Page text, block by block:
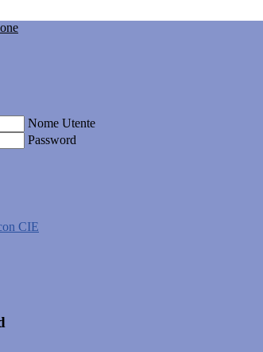
Nome Utente
Password
CIE